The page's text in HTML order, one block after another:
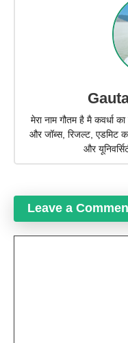
मेरा नाम गौतम है मै कवर्धा
और जॉब्स, रिजल्ट, एडमिट
और
Leave a